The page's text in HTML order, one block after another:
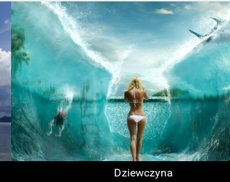
Dziewczyna